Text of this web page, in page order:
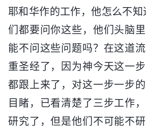
耶和华作的工作，他怎么不知
们都要问你这些，他们头脑里
能不问这些问题吗？在这道
重圣经了，因为神今天这一
都跟上来了，对这一步一步
目睹，已看清楚了三步工作
研究了，但是他们不可能不